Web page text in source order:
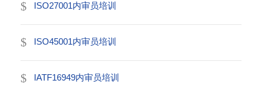
ISO27001内审员培训
ISO45001内审员培训
IATF16949内审员培训